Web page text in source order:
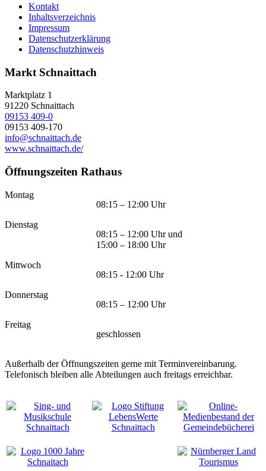
Kontakt
Inhaltsverzeichnis
Impressum
Datenschutzerklärung
Datenschutzhinweis
Markt Schnaittach
Marktplatz 1
91220 Schnaittach
09153 409-0
09153 409-170
info@schnaittach.de
www.schnaittach.de/
Öffnungszeiten Rathaus
Montag
08:15 – 12:00 Uhr
Dienstag
08:15 – 12:00 Uhr und
15:00 – 18:00 Uhr
Mittwoch
08:15 - 12:00 Uhr
Donnerstag
08:15 – 12:00 Uhr
Freitag
geschlossen
Außerhalb der Öffnungszeiten gerne mit Terminvereinbarung.
Telefonisch bleiben alle Abteilungen auch freitags erreichbar.